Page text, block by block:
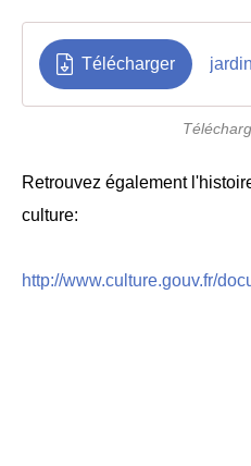
Télécharger
Retrouvez également
culture:
http://www.culture.gouv.fr/